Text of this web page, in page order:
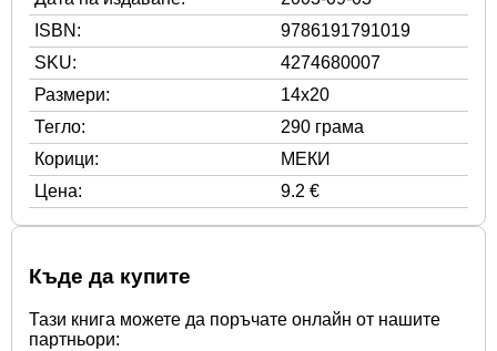
ISBN:
9786191791019
SKU:
4274680007
Размери:
14x20
Тегло:
290 грама
Корици:
МЕКИ
Цена:
9.2 €
Къде да купите
Тази книга можете да поръчате онлайн от нашите
партньори: